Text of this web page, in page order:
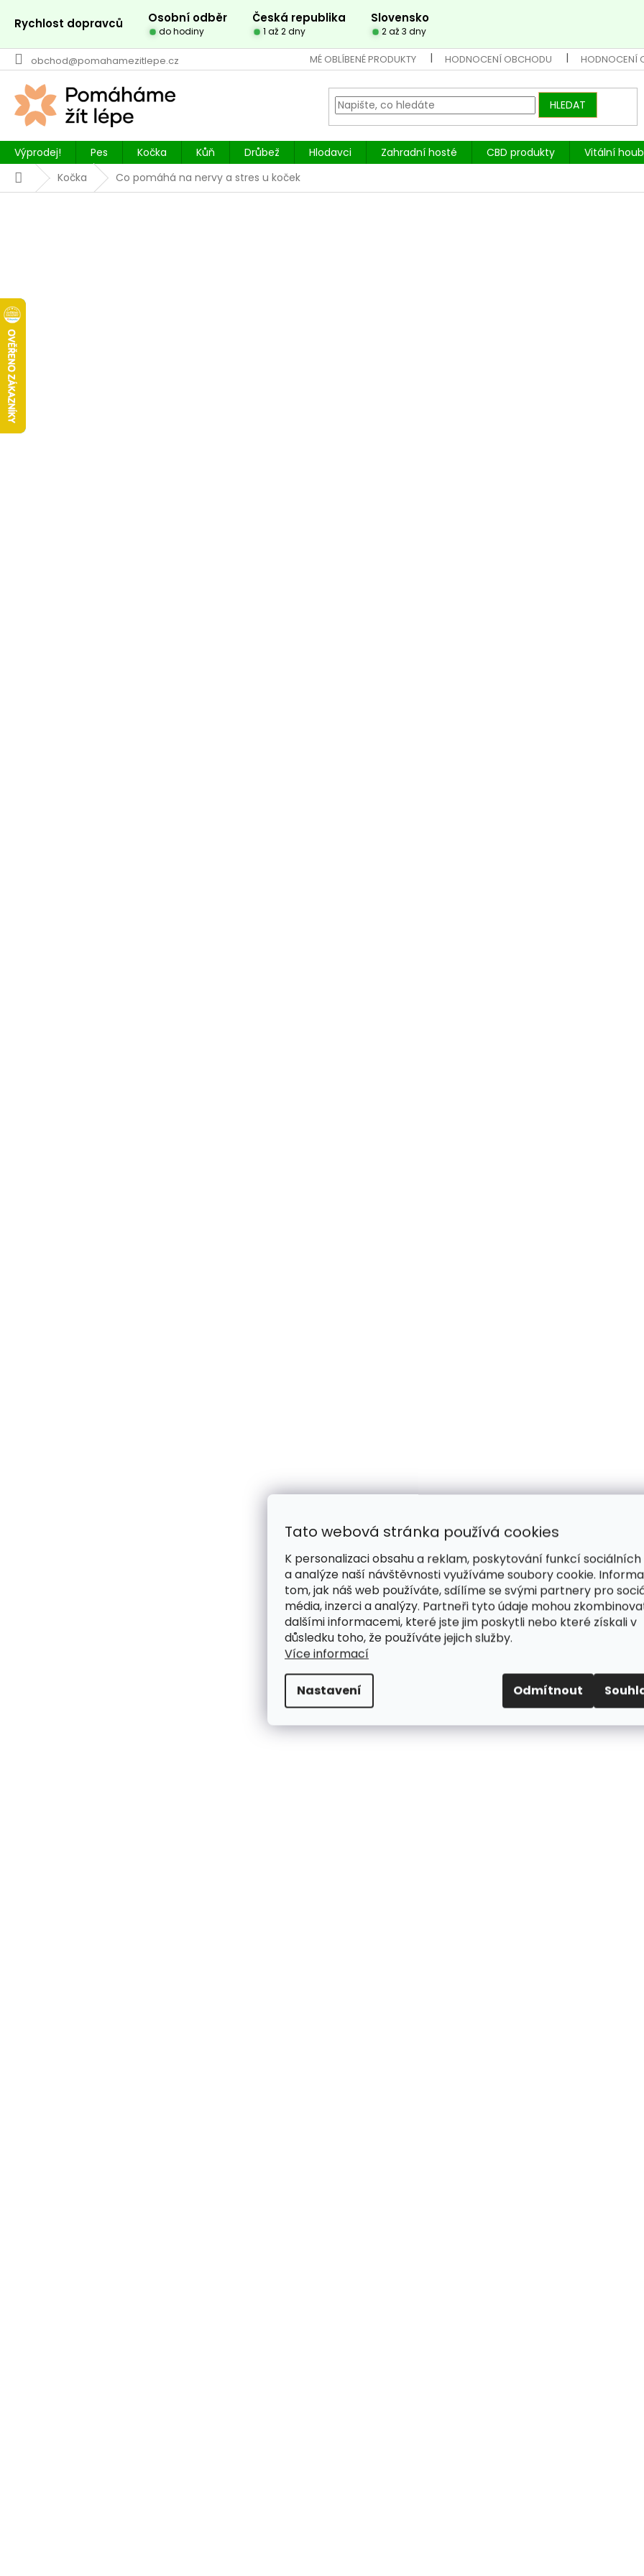
Tato webová stránka používá cookies
K personalizaci obsahu a reklam, poskytování funkcí
a analýze naší návštěvnosti využíváme soubory cookie.
tom, jak náš web používáte, sdílíme se svými partnery pro
média, inzerci a analýzy. Partneři tyto údaje mohou
dalšími informacemi, které jste jim poskytli nebo které získali v
důsledku toho, že používáte jejich služby.
Více informací
Nastavení Odmítnout
obsah
Rychlost dopravců Osobní odběr Česká republika Slovensko
do hodiny 1 až 2 dny 2 až 3 dny
obchod@pomahamezitlepe.cz MÉ OBLÍBENÉ PRODUKTY HODNOCENÍ OBCHODU HODNOCENÍ
HLEDAT
Výprodej! Pes Kočka Kůň Drůbež Hlodavci Zahradní hosté CBD produkty
Vitální
DomůKočka Co pomáhá na nervy a stres u koček